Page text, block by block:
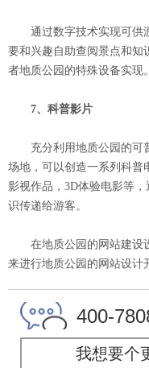
通过数字技术实现可供
要和兴趣自助查阅景点和知
者地质公园的特殊设备实现。
7、科普影片
充分利用地质公园的可
场地，可以创造一系列科普
影视作品，3D体验电影等
识传递给游客。
在地质公园的网站建设设
来进行地质公园的网站设计
400-
我想要个